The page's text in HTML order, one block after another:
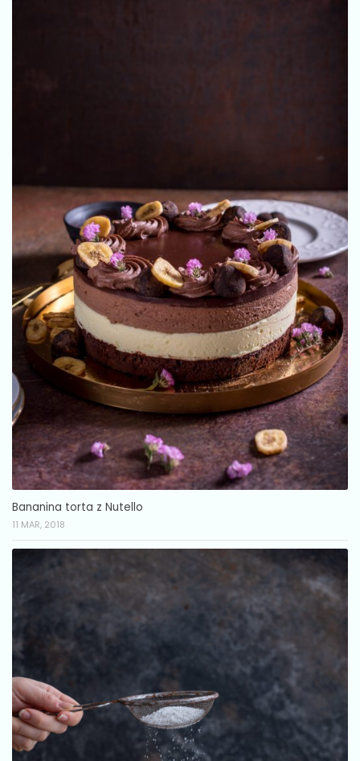
Bananina torta z Nutello
11 MAR, 2018